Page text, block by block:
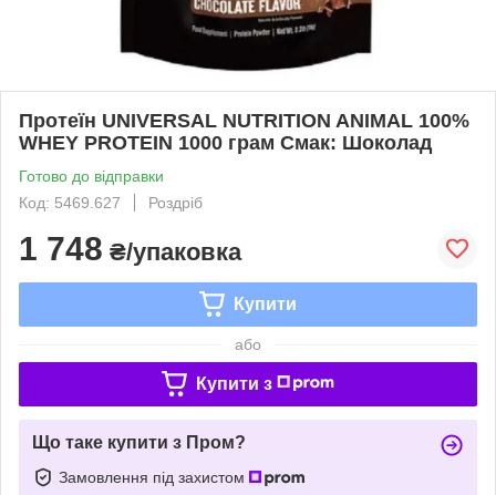
Протеїн UNIVERSAL NUTRITION ANIMAL 100%
WHEY PROTEIN 1000 грам Смак: Шоколад
Готово до відправки
Код: 5469.627
Роздріб
1 748 ₴/упаковка
Купити
або
Купити з
Що таке купити з Пром?
Замовлення під захистом